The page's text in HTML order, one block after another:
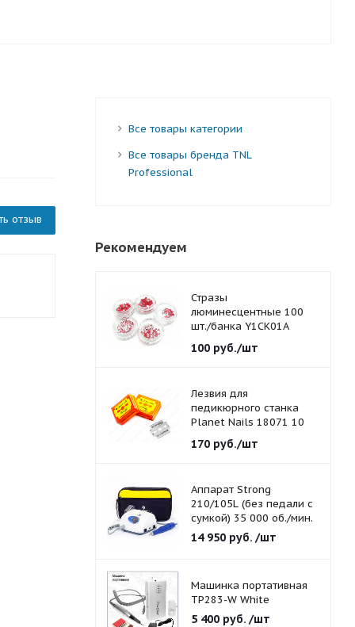
отзыв
Все товары категории
Все товары бренда TNL
Professional
Рекомендуем
Стразы
люминесцентные 100
шт./банка Y1CK01A
красные 1,5 мм.
100руб./шт
Лезвия для
педикюрного станка
Planet Nails 18071 10
170руб./шт
Аппарат Strong
210/105L (без педали с
сумкой) 35 000 об./мин.
14 950руб. /шт
Машинка портативная
TP283-W White
5 400руб. /шт